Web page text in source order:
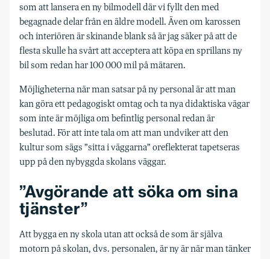
som att lansera en ny bilmodell där vi fyllt den med
begagnade delar från en äldre modell. Även om karossen
och interiören är skinande blank så är jag säker på att de
flesta skulle ha svårt att acceptera att köpa en sprillans ny
bil som redan har 100 000 mil på mätaren.
Möjligheterna när man satsar på ny personal är att man
kan göra ett pedagogiskt omtag och ta nya didaktiska vägar
som inte är möjliga om befintlig personal redan är
beslutad. För att inte tala om att man undviker att den
kultur som sägs ”sitta i väggarna” oreflekterat tapetseras
upp på den nybyggda skolans väggar.
”Avgörande att söka om sina
tjänster”
Att bygga en ny skola utan att också de som är själva
motorn på skolan, dvs. personalen, är ny är när man tänker